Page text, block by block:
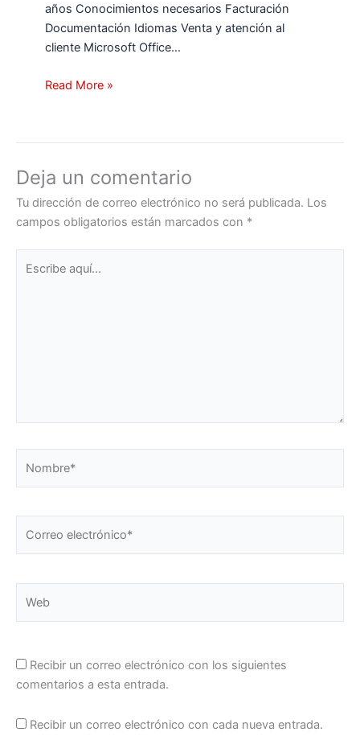
años Conocimientos necesarios Facturación
Documentación Idiomas Venta y atención al
cliente Microsoft Office…
Read More »
Deja un comentario
Tu dirección de correo electrónico no será publicada. Los
campos obligatorios están marcados con *
aquí...
Recibir un correo electrónico con los siguientes
comentarios a esta entrada.
Recibir un correo electrónico con cada nueva entrada.